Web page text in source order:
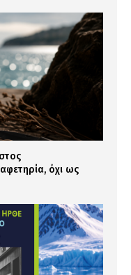
όχι ως